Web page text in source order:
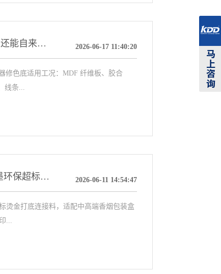
纤维板上做水性漆封闭？高填充单组份实色底漆？还能自来水洗枪？【科鼎 AP1000Y】来帮你 2026-06-17 11:40:20
修色底适用工况：MDF 纤维板、胶合
条...
【MR14891 醇溶丙烯酸树脂】解决烟包凹印金银墨环保超标、金粉发黑、折裂掉墨痛点｜全乙醇合成、低酸价、改性热塑工艺 2026-06-11 14:54:47
烫金打底连接料，适配中高端香烟包装盒
...